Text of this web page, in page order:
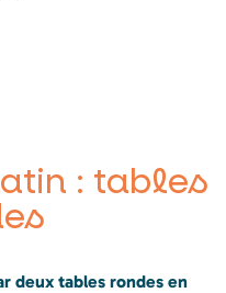
: tables
deux tables rondes en